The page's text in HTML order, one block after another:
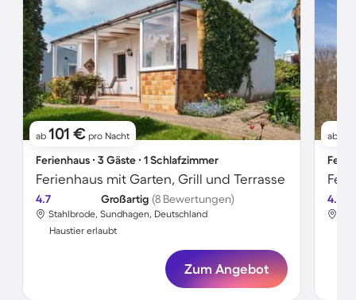
ab 101 € pro Nacht
Ferienhaus ∙ 3 Gäste ∙ 1 Schlafzimmer
Ferienhaus mit Garten, Grill und Terrasse
4.7 Großartig (8 Bewertungen)
Stahlbrode, Sundhagen, Deutschland
Haustier erlaubt
Zum Angebot
ab
4.5